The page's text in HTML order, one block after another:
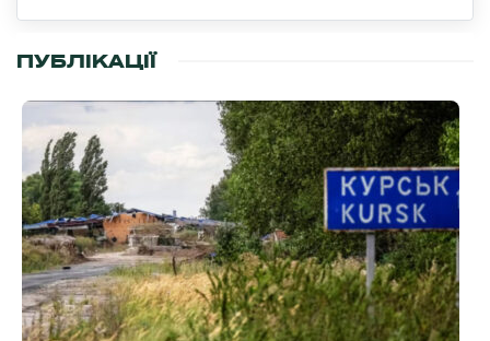
ПУБЛІКАЦІЇ